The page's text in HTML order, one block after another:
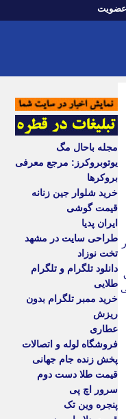
عضویت
مجله باحال مگ
یوتوبروکرز: مرجع معرفی
بروکرها
خرید شلوار جین زنانه
قیمت گوشی
ایران پدیا
طراحی سایت در مشهد
تخت نوزاد
دانلود تلگرام و تلگرام
طلایی
خرید ممبر تلگرام بدون
ریزش
عطاری
فروشگاه لوله و اتصالات
پخش زنده جام جهانی
قیمت طلا دست دوم
سرور اچ پی
پنجره وین تک